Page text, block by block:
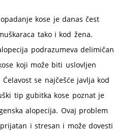
kose je danas čest
tako i kod žena.
podrazumeva delimičan
koji može biti uslovljen
se najčešće javlja kod
tip gubitka kose poznat je
alopecija. Ovaj problem
i stresan i može dovesti